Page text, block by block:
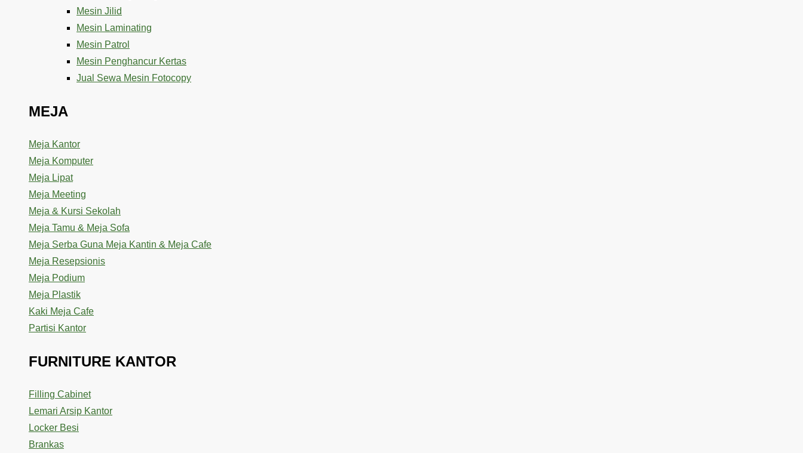
Mesin Jilid
Mesin Laminating
Mesin Patrol
Mesin Penghancur Kertas
Jual Sewa Mesin Fotocopy
MEJA
Meja Kantor
Meja Komputer
Meja Lipat
Meja Meeting
Meja & Kursi Sekolah
Meja Tamu & Meja Sofa
Meja Serba Guna Meja Kantin & Meja Cafe
Meja Resepsionis
Meja Podium
Meja Plastik
Kaki Meja Cafe
Partisi Kantor
FURNITURE KANTOR
Filling Cabinet
Lemari Arsip Kantor
Locker Besi
Brankas